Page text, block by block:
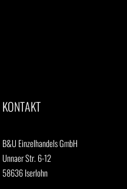
KONTAKT
B&U Einzelhandels GmbH
Unnaer Str. 6-12
58636 Iserlohn